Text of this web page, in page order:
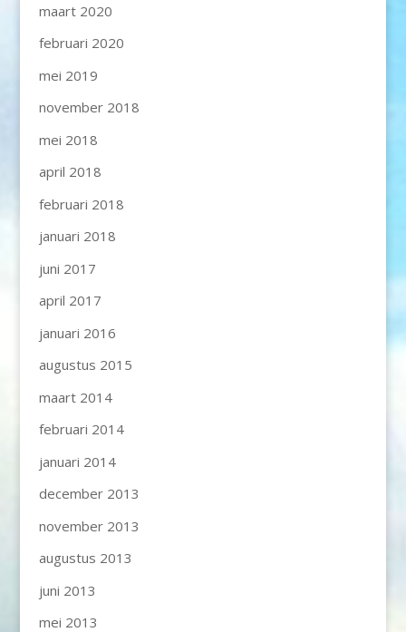
maart 2020
februari 2020
mei 2019
november 2018
mei 2018
april 2018
februari 2018
januari 2018
juni 2017
april 2017
januari 2016
augustus 2015
maart 2014
februari 2014
januari 2014
december 2013
november 2013
augustus 2013
juni 2013
mei 2013